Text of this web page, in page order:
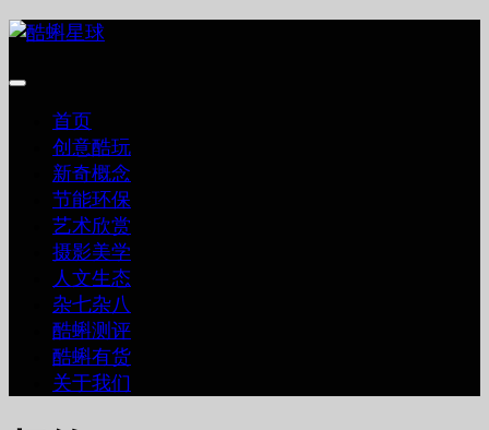
跳
内
首页
创意酷玩
新奇概念
节能环保
艺术欣赏
摄影美学
人文生态
杂七杂八
酷蝌测评
酷蝌有货
关于我们